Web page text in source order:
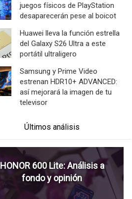
juegos físicos de PlayStation
desaparecerán pese al boicot
Huawei lleva la función estrella
del Galaxy S26 Ultra a este
portátil ultraligero
Samsung y Prime Video
estrenan HDR10+ ADVANCED:
así mejorará la imagen de tu
televisor
Últimos análisis
HONOR 600 Lite: Análisis a
fondo y opinión